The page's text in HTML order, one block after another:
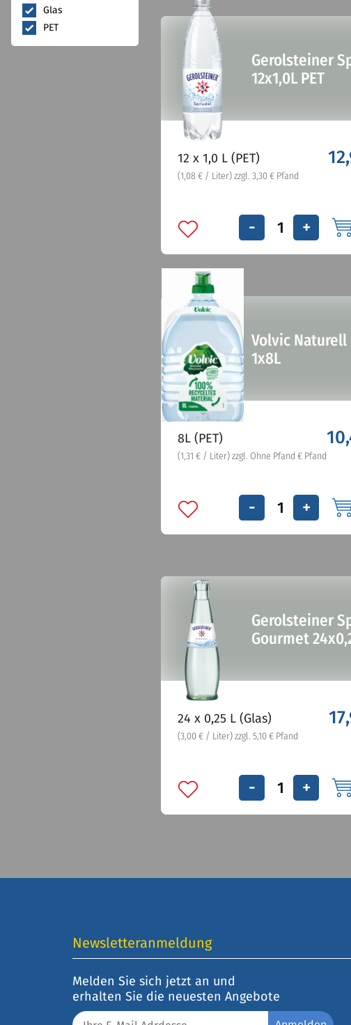
Glas
PET
Gerolsteiner
12x1,0L PET
12 x 1,0 L (PET)
(1,08 € / Liter) zzgl. 3,30 € Pfand
- +
Volvic Naturell
1x8L
8L (PET)
(1,31 € / Liter) zzgl. Ohne Pfand € Pfand
- +
Gerolsteiner
Gourmet
24 x 0,25 L (Glas)
(3,00 € / Liter) zzgl. 5,10 € Pfand
- +
Newsletteranmeldung
Melden Sie sich jetzt an und
erhalten Sie die neuesten Angebote